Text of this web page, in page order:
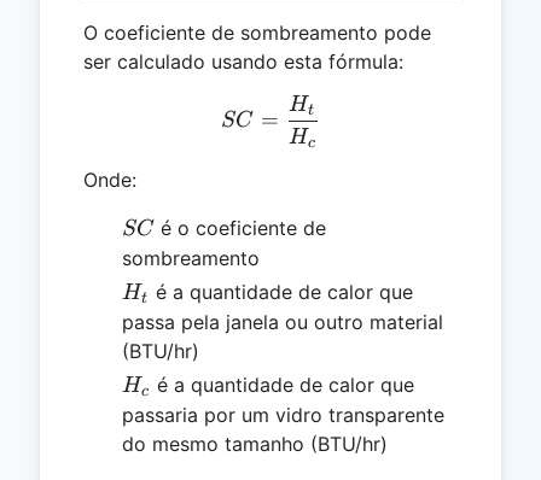
O coeficiente de sombreamento pode
ser calculado usando esta fórmula:
SC = \frac{H_t}{H_c}
SC =
Hc
Ht
Onde:
SC
SC é o coeficiente de
sombreamento
H_t
Ht é a quantidade de calor que
passa pela janela ou outro material
(BTU/hr)
H_c
Hc é a quantidade de calor que
passaria por um vidro transparente
do mesmo tamanho (BTU/hr)